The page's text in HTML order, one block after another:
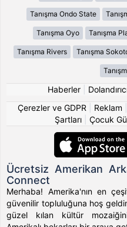
Tanışma Ondo State
Tanışma Oyo Tanışma
Tanışma Rivers Tanışma
Haberler
Çerezler ve GDPR
Reklam
Şartları| Çocuk
Ücretsiz Amerikan
Connect
Merhaba! Amerika'nın en
güvenilir topluluğuna hoş
güzel kılan kültür